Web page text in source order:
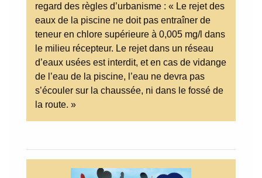
regard des règles d’urbanisme : « Le rejet des
eaux de la piscine ne doit pas entraîner de
teneur en chlore supérieure à 0,005 mg/l dans
le milieu récepteur. Le rejet dans un réseau
d’eaux usées est interdit, et en cas de vidange
de l’eau de la piscine, l’eau ne devra pas
s’écouler sur la chaussée, ni dans le fossé de
la route. »